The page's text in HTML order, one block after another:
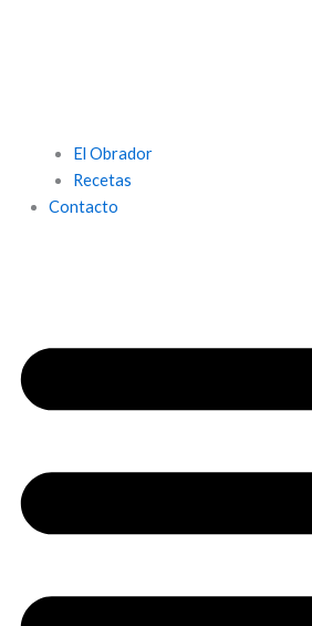
El Obrador
Recetas
Contacto